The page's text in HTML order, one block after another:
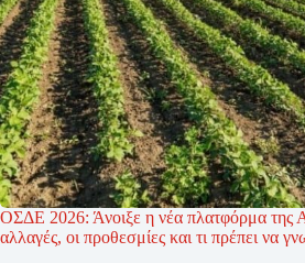
ΟΣΔΕ 2026: Άνοιξε η νέα πλατφόρμα της
αλλαγές, οι προθεσμίες και τι πρέπει να